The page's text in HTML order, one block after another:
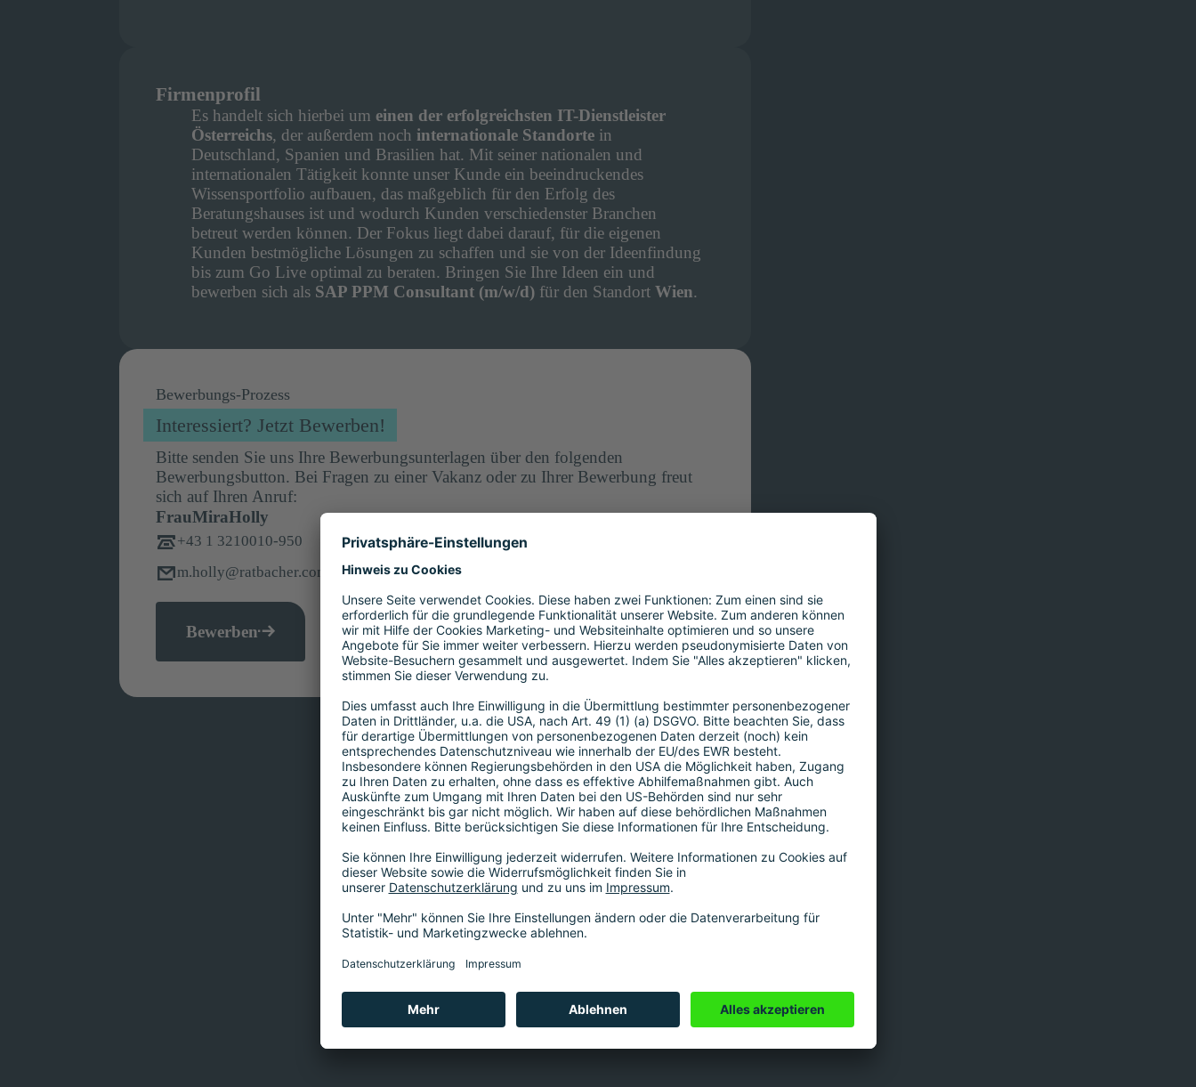
Firmenprofil
Es handelt sich hierbei um einen der erfolgreichsten IT-Dienstleister
Österreichs, der außerdem noch internationale Standortein
Deutschland, Spanien und Brasilien hat. Mit seiner nationalen und
internationalen Tätigkeit konnte unser Kunde ein beeindruckendes
Wissensportfolio aufbauen, das maßgeblich für den Erfolg des
Beratungshauses ist und wodurch Kunden verschiedenster Branchen
betreut werden können. Der Fokus liegt dabei darauf, für die eigenen
Kunden bestmögliche Lösungen zu schaffen und sie von der Ideenfindung
bis zum Go Live optimal zu beraten. Bringen Sie Ihre Ideen ein und
bewerben sich als SAP PPM Consultant (m/w/d)für den Standort Wien.
Bewerbungs-Prozess
Interessiert? Jetzt Bewerben!
Bitte senden Sie uns Ihre Bewerbungsunterlagen über den folgenden
Bewerbungsbutton. Bei Fragen zu einer Vakanz oder zu Ihrer Bewerbung freut
sich auf Ihren Anruf:
FrauMiraHolly
+43 1 3210010-950
m.holly@ratbacher.com
Bewerben